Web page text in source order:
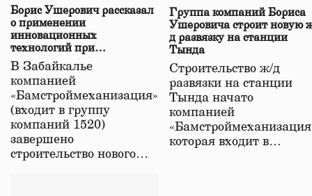
Борис Ушерович рассказал
о применении
инновационных
технологий при
строительстве нового моста
в Забайкалье
В Забайкалье
компанией
«Бамстроймеханизация»
(входит в группу
компаний 1520)
завершено
строительство нового…
Группа компаний Бориса
Ушеровича строит новую
д развязку на станции
Тында
Строительство ж/д
развязки на станции
Тында начато
компанией
которая входит в…